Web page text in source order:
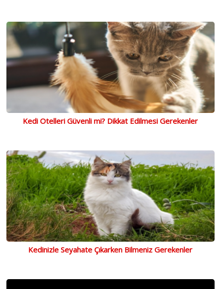
Kedi Otelleri Güvenli mi? Dikkat Edilmesi Gerekenler
Kedinizle Seyahate Çıkarken Bilmeniz Gerekenler